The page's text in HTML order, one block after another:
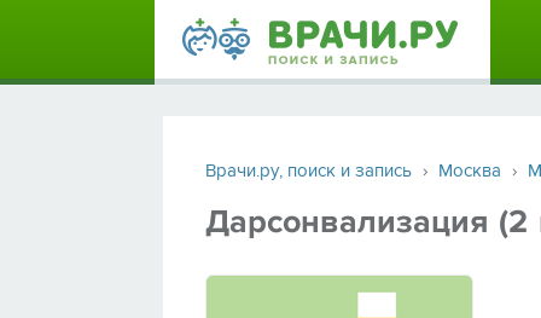
Врачи.ру, поиск и запись › Москва ›
Дарсонвализация (2